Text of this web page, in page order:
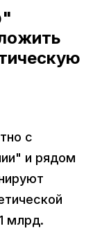
с
и рядом
млрд.